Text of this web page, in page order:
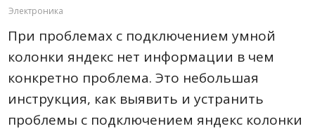
Электроника
При проблемах с подключением умной
колонки яндекс нет информации в чем
конкретно проблема. Это небольшая
инструкция, как выявить и устранить
проблемы с подключением яндекс колонки